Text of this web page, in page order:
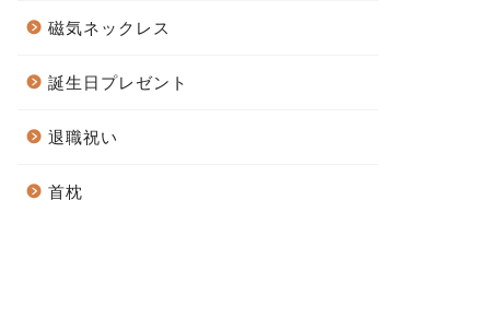
磁気ネックレス
誕生日プレゼント
退職祝い
首枕